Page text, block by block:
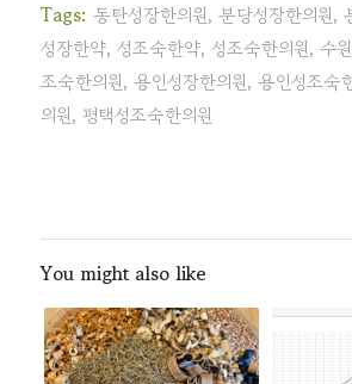
Tags: 동탄성장한의원, 분당성장한의원,
성장한약, 성조숙한약, 성조숙한의원, 수
조숙한의원, 용인성장한의원, 용인성조숙
의원, 평택성조숙한의원
You might also like